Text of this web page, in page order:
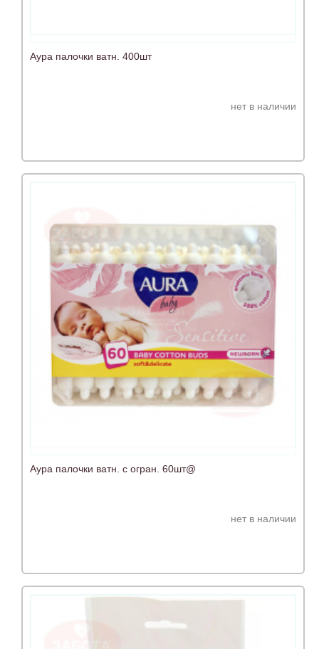
Аура палочки ватн. 400шт
нет в наличии
Аура палочки ватн. с огран. 60шт@
нет в наличии